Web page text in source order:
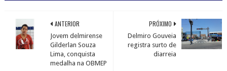
PRÓXIMO
Delmiro Gouveia
registra surto de
diarreia
ANTERIOR
Jovem delmirense
Gilderlan Souza
Lima, conquista
medalha na OBMEP